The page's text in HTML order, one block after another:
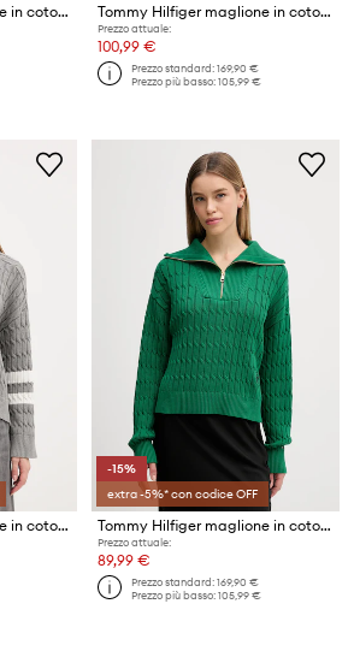
Tommy Hilfiger maglione in cotone Tommy Hilfiger maglione in cotone
Prezzo attuale:
100,99 €
Prezzo standard:169,90 €
Prezzo più basso:105,99 €
Tommy Hilfiger maglione in cotone
-15%
extra -5%* con codice OFF
Tommy Hilfiger maglione in cotone
Prezzo attuale:
89,99 €
Prezzo standard:169,90 €
Prezzo più basso:105,99 €